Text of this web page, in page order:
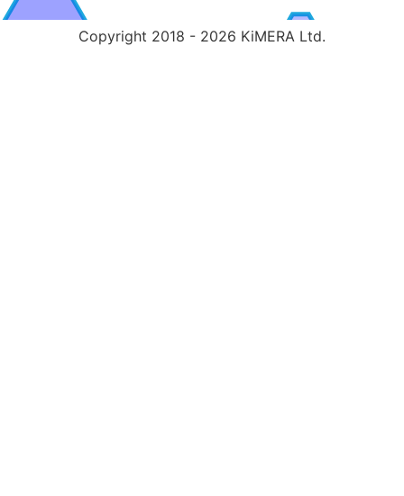
Copyright 2018 - 2026 KiMERA Ltd.